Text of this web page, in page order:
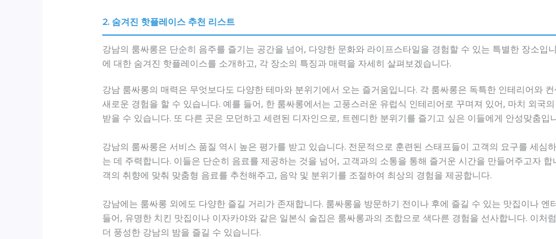
2. 숨겨진 핫플레이스 추천 리스트
강남의 룸싸롱은 단순히 음주를 즐기는 공간을 넘어, 다양한 문화와 라이프스타일을 경험할 수 있는 특별한 장소입
에 대한 숨겨진 핫플레이스를 소개하고, 각 장소의 특징과 매력을 자세히 살펴보겠습니다.
강남 룸싸롱의 매력은 무엇보다도 다양한 테마와 분위기에서 오는 즐거움입니다. 각 룸싸롱은 독특한 인테리어와
새로운 경험을 할 수 있습니다. 예를 들어, 한 룸싸롱에서는 고풍스러운 유럽식 인테리어로 꾸며져 있어, 마치 외국
받을 수 있습니다. 또 다른 곳은 모던하고 세련된 디자인으로, 트렌디한 분위기를 즐기고 싶은 이들에게 안성맞춤입
강남의 룸싸롱은 서비스 품질 역시 높은 평가를 받고 있습니다. 전문적으로 훈련된 스태프들이 고객의 요구를 세심
는 데 주력합니다. 이들은 단순히 음료를 제공하는 것을 넘어, 고객과의 소통을 통해 즐거운 시간을 만들어주고자
객의 취향에 맞춰 맞춤형 음료를 추천해주고, 음악 및 분위기를 조절하여 최상의 경험을 제공합니다.
강남에는 룸싸롱 외에도 다양한 즐길 거리가 존재합니다. 룸싸롱을 방문하기 전이나 후에 즐길 수 있는 맛집이나 엔
들어, 유명한 치킨 맛집이나 이자카야와 같은 일본식 술집은 룸싸롱과의 조합으로 색다른 경험을 선사합니다. 이처
더 풍성한 강남의 밤을 즐길 수 있습니다.